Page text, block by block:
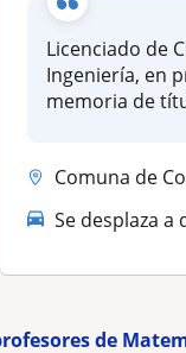
Licenciado de
Ingeniería, en
memoria de
Comuna de Concepción, Comuna de
Se desplaza a
de